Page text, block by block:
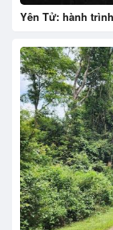
Yên Tử: hành